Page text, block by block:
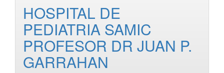
HOSPITAL DE
PEDIATRIA SAMIC
PROFESOR DR JUAN P.
GARRAHAN